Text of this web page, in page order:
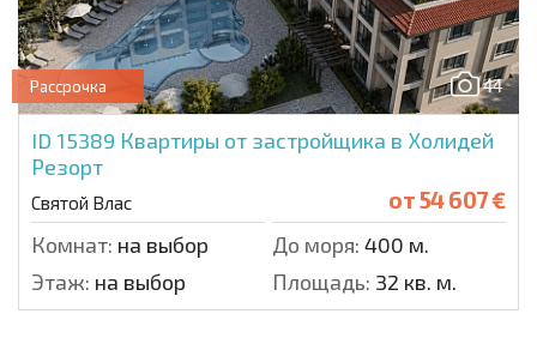
44
Рассрочка
ID 15389 Квартиры от застройщика в Холидей
Резорт
Святой Влас от54 607 €
Комнат: на выбор До моря: 400 м.
Этаж: на выбор Площадь: 32 кв. м.